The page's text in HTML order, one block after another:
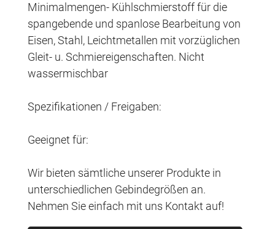
Minimalmengen- Kühlschmierstoff für die
spangebende und spanlose Bearbeitung von
Eisen, Stahl, Leichtmetallen mit vorzüglichen
Gleit- u. Schmiereigenschaften. Nicht
wassermischbar
Spezifikationen / Freigaben:
Geeignet für:
Wir bieten sämtliche unserer Produkte in
unterschiedlichen Gebindegrößen an.
Nehmen Sie einfach mit uns Kontakt auf!